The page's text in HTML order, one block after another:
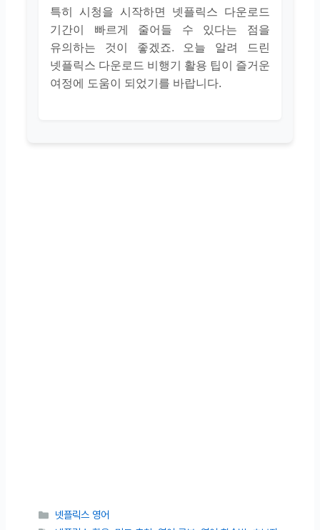
특히 시청을 시작하면 넷플릭스 다운로드
기간이 빠르게 줄어들 수 있다는 점을
유의하는 것이 좋겠죠. 오늘 알려 드린
넷플릭스 다운로드 비행기 활용 팁이 즐거운
여정에 도움이 되었기를 바랍니다.
카테고리
넷플릭스 영어